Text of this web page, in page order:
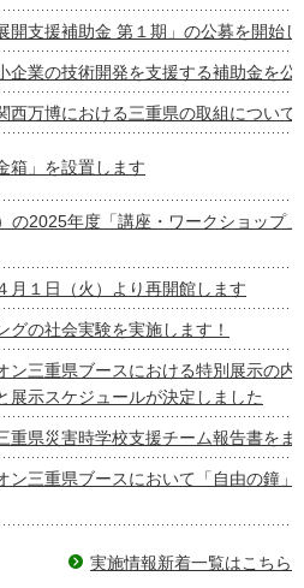
開支援補助金 第１期」の公募を開始
企業の技術開発を支援する補助金を公
西万博における三重県の取組について
箱」を設置します
の2025年度「講座・ワークショップ
月１日（火）より再開館します
の社会実験を実施します！
ン三重県ブースにおける特別展示の内
展示スケジュールが決定しました
重県災害時学校支援チーム報告書をま
ン三重県ブースにおいて「自由の鐘」
実施情報新着一覧はこちら